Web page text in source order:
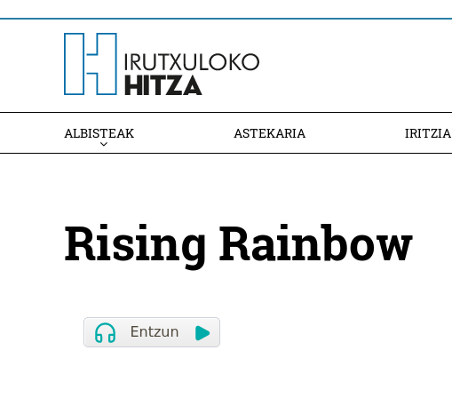
ALBISTEAK ASTEKARIA IRITZIA
Rising Rainbow